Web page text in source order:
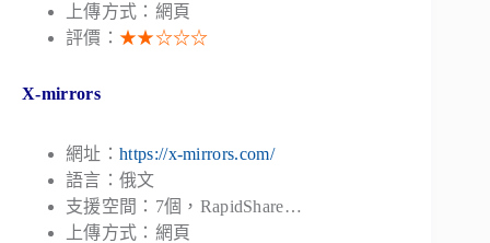
上傳方式：網頁
評價： ★★☆☆☆
X-mirrors
網址： https://x-mirrors.com/
語言：俄文
支援空間：7個，RapidShare…
上傳方式：網頁